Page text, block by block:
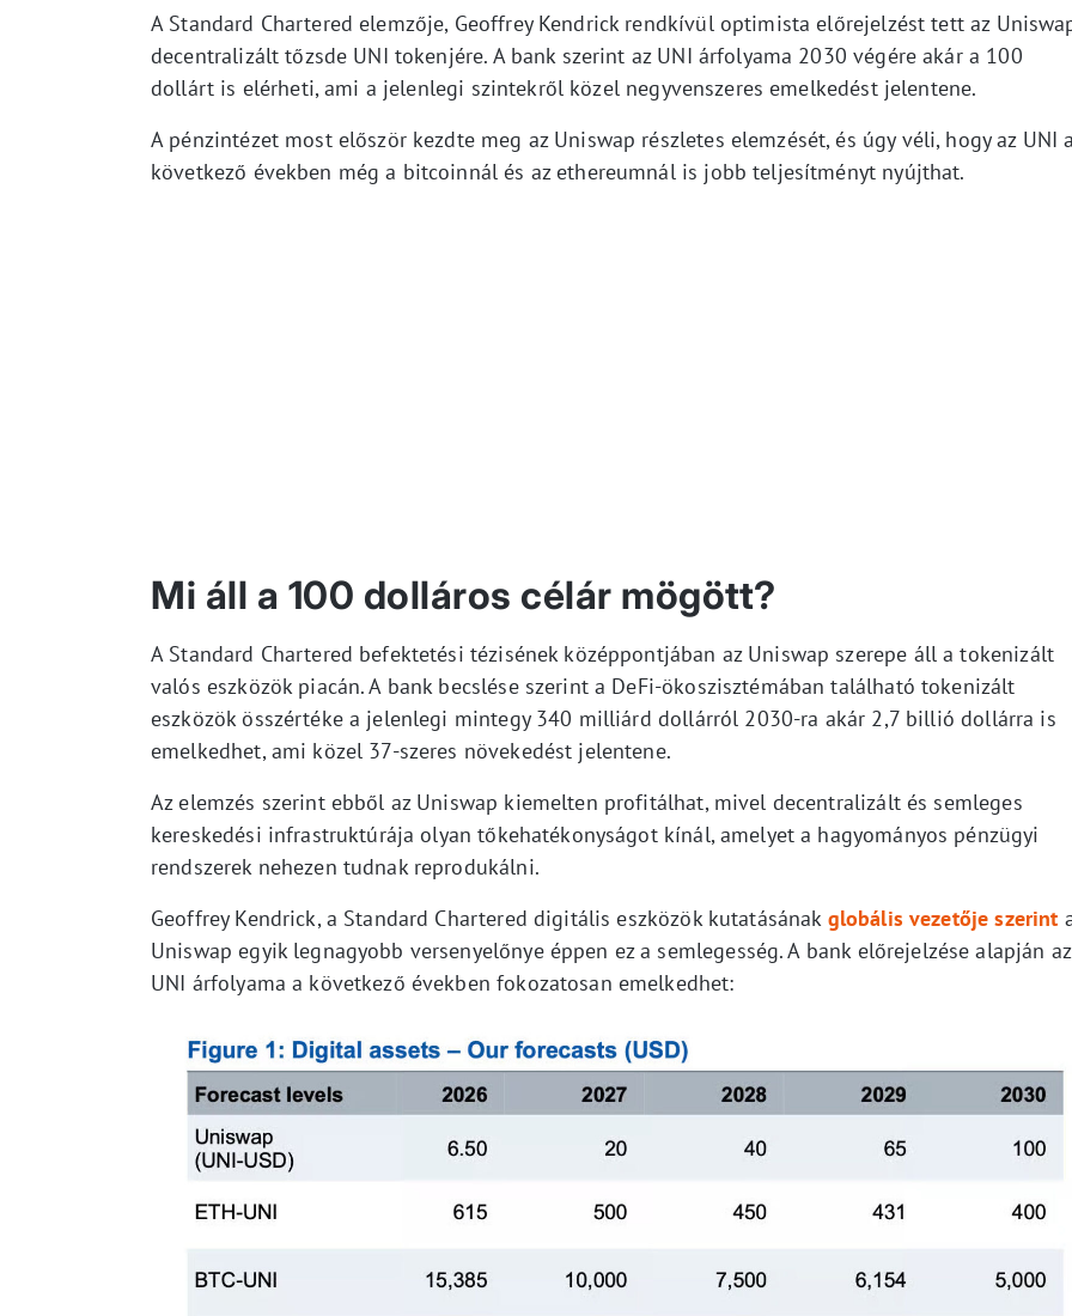
A Standard Chartered elemzője, Geoffrey Kendrick rendkívül optimista előrejelzést tett az
decentralizált tőzsde UNI tokenjére. A bank szerint az UNI árfolyama 2030 végére akár a 100
dollárt is elérheti, ami a jelenlegi szintekről közel negyvenszeres emelkedést jelentene.
A pénzintézet most először kezdte meg az Uniswap részletes elemzését, és úgy véli, hogy az UNI
következő években még a bitcoinnál és az ethereumnál is jobb teljesítményt nyújthat.
Mi áll a 100 dolláros célár mögött?
A Standard Chartered befektetési tézisének középpontjában az Uniswap szerepe áll a tokenizált
valós eszközök piacán. A bank becslése szerint a DeFi-ökoszisztémában található tokenizált
eszközök összértéke a jelenlegi mintegy 340 milliárd dollárról 2030-ra akár 2,7 billió dollárra is
emelkedhet, ami közel 37-szeres növekedést jelentene.
Az elemzés szerint ebből az Uniswap kiemelten profitálhat, mivel decentralizált és semleges
kereskedési infrastruktúrája olyan tőkehatékonyságot kínál, amelyet a hagyományos pénzügyi
rendszerek nehezen tudnak reprodukálni.
Geoffrey Kendrick, a Standard Chartered digitális eszközök kutatásának globális vezetője szerint
Uniswap egyik legnagyobb versenyelőnye éppen ez a semlegesség. A bank előrejelzése alapján az
UNI árfolyama a következő években fokozatosan emelkedhet: